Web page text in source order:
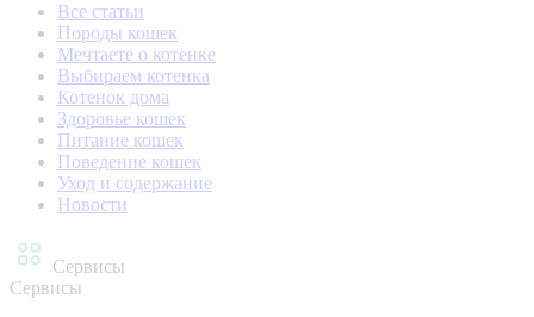
Все статьи
Породы кошек
Мечтаете о котенке
Выбираем котенка
Котенок дома
Здоровье кошек
Питание кошек
Поведение кошек
Уход и содержание
Новости
Сервисы
Сервисы